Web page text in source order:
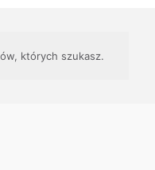
których szukasz.